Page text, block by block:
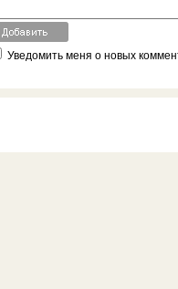
Уведомить меня о новых